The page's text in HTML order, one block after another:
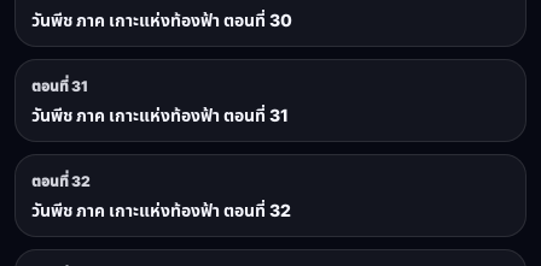
วันพีช ภาค เกาะแห่งท้องฟ้า ตอนที่ 30
ตอนที่ 31
วันพีช ภาค เกาะแห่งท้องฟ้า ตอนที่ 31
ตอนที่ 32
วันพีช ภาค เกาะแห่งท้องฟ้า ตอนที่ 32